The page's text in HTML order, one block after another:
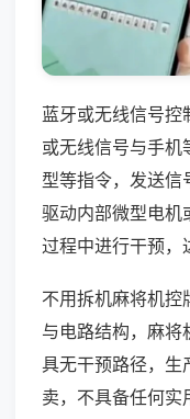
蓝牙或无线信号控
或无线信号与手机
型等指令，发送信
驱动内部微型电机
过程中进行干预，
不用拆机麻将机控
与电路结构，麻将
具无干预路径，生
卖，不具备任何实